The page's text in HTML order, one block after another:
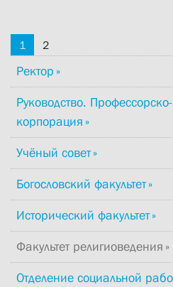
1 2
Ректор
Руководство.
корпорация
Учёный совет
Богословский факультет
Исторический факультет
Факультет религиоведения
Отделение социальной